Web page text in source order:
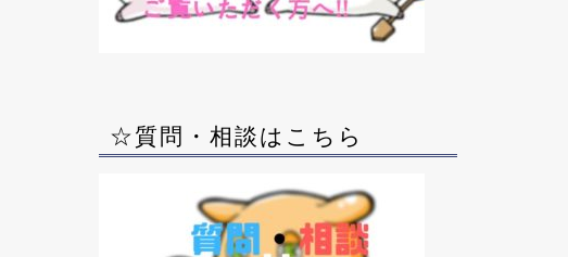
☆質問・相談はこちら